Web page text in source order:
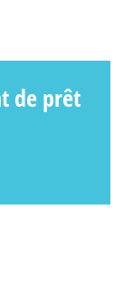
de prêt